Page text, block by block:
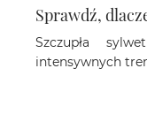
Sprawdź,
Szczupła
intensywnych